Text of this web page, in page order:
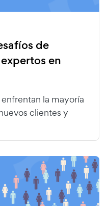
de
en
la mayoría
clientes y